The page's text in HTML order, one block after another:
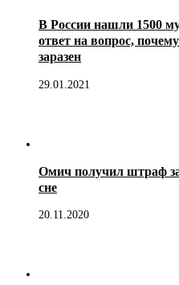
В России нашли 1500
ответ на вопрос,
заразен
29.01.2021
Омич получил штраф
сне
20.11.2020